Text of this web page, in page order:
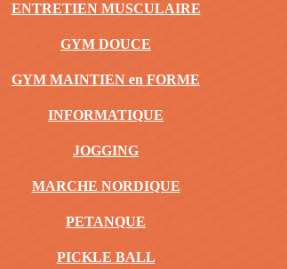
ENTRETIEN MUSCULAIRE
GYM DOUCE
GYM MAINTIEN en FORME
INFORMATIQUE
JOGGING
MARCHE NORDIQUE
PETANQUE
PICKLE BALL